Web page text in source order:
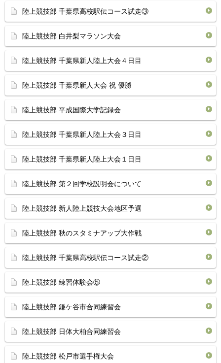
陸上競技部 千葉県高校駅伝コース試走③
陸上競技部 白井梨マラソン大会
陸上競技部 千葉県新人陸上大会４日目
陸上競技部 千葉県新人大会 祝 優勝
陸上競技部 平成国際大学記録会
陸上競技部 千葉県新人陸上大会３日目
陸上競技部 千葉県新人陸上大会１日目
陸上競技部 第２回学校説明会について
陸上競技部 新人陸上競技大会地区予選
陸上競技部 秋のスタミナアップ大作戦
陸上競技部 千葉県高校駅伝コース試走②
陸上競技部 練習体験会⑤
陸上競技部 鎌ケ谷市合同練習会
陸上競技部 日体大柏合同練習会
陸上競技部 松戸市選手権大会